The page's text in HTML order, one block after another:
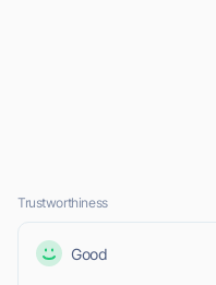
Trustworthiness
Good